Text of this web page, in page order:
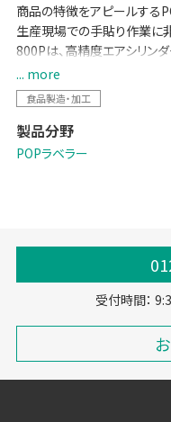
商品の特徴をアピールする
生産現場での手貼り作業に
800Pは、高精度エアシリン
ベルの貼り付け作業の自動
貼り付けができます。
... more
食品製造・加工
製品分野
POPラベラー
受付時間：